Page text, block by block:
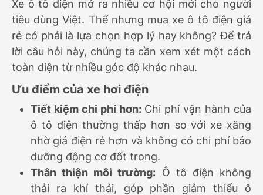
Xe ô tô điện mở ra nhiều cơ hội mới cho người
tiêu dùng Việt. Thế nhưng mua xe ô tô điện giá
rẻ có phải là lựa chọn hợp lý hay không? Để trả
lời câu hỏi này, chúng ta cần xem xét một cách
toàn diện từ nhiều góc độ khác nhau.
Ưu điểm của xe hơi điện
Tiết kiệm chi phí hơn:Chi phí vận hành của
ô tô điện thường thấp hơn so với xe xăng
nhờ giá điện rẻ hơn và không có chi phí bảo
dưỡng động cơ đốt trong.
Thân thiện môi trường: Ô tô điện không
thải ra khí thải, góp phần giảm thiểu ô